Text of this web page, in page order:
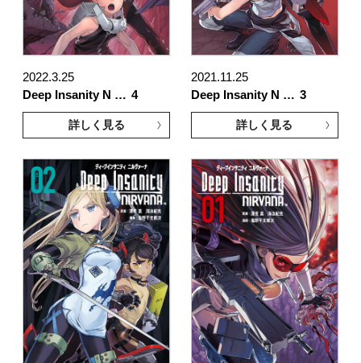
2022.3.25
Deep Insanity N … 4
詳しく見る
2021.11.25
Deep Insanity N … 3
詳しく見る